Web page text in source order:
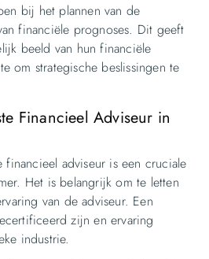
bij het plannen van de
financiële prognoses. Dit geeft
beeld van hun financiële
om strategische beslissingen te
Financieel Adviseur in
financieel adviseur is een cruciale
Het is belangrijk om te letten
van de adviseur. Een
zijn en ervaring
industrie.